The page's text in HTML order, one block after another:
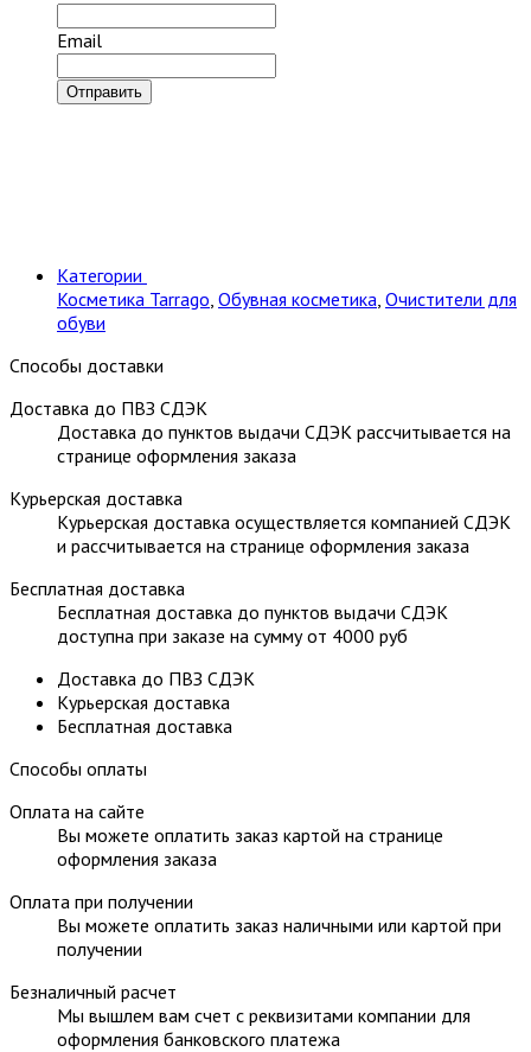
Email
Отправить
Категории
Косметика Tarrago Обувная косметика Очистители для
обуви
Способы доставки
Доставка до ПВЗ СДЭК
Доставка до пунктов выдачи СДЭК рассчитывается на
странице оформления заказа
Курьерская доставка
Курьерская доставка осуществляется компанией СДЭК
и рассчитывается на странице оформления заказа
Бесплатная доставка
Бесплатная доставка до пунктов выдачи СДЭК
доступна при заказе на сумму от 4000 руб
Доставка до ПВЗ СДЭК
Курьерская доставка
Бесплатная доставка
Способы оплаты
Оплата на сайте
Вы можете оплатить заказ картой на странице
оформления заказа
Оплата при получении
Вы можете оплатить заказ наличными или картой при
получении
Безналичный расчет
Мы вышлем вам счет с реквизитами компании для
оформления банковского платежа